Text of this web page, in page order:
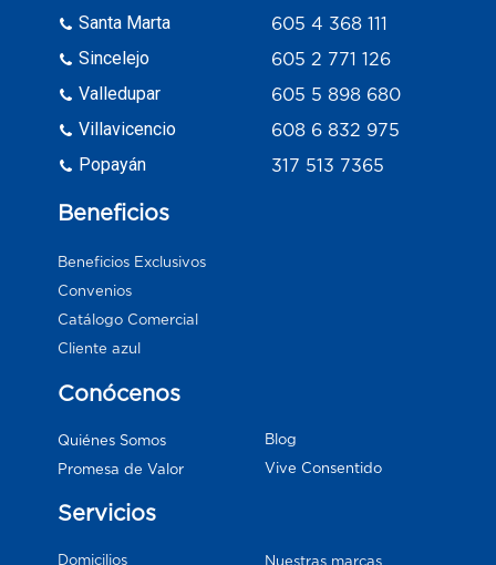
Santa Marta
Sincelejo
Valledupar
Villavicencio
Popayán
605 4 368 111
605 2 771 126
605 5 898 680
608 6 832 975
317 513 7365
Beneficios
Beneficios Exclusivos
Convenios
Catálogo Comercial
Cliente azul
Conócenos
Quiénes Somos
Promesa de Valor
Blog
Vive Consentido
Servicios
Domicilios
Nuestras marcas